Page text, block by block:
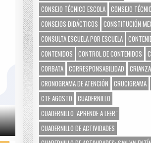
CONSEJO TÉCNICO ESCOLA CONSEJO
CONSEJOS DIDÁCTICOS CONSTITUCIÓN
CONSULTA ESCUELA POR ESCUELA
CONTENIDOS CONTROL DE CONTENIDOS
CORBATA CORRESPONSABILIDAD CRIANZA
CRONOGRAMA DE ATENCIÓN CRUCIGRAMA
CTE AGOSTO CUADERNILLO
CUADERNILLO "APRENDE A LEER"
CUADERNILLO DE ACTIVIDADES